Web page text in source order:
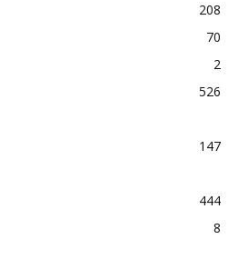
208
70
2
526
147
444
8